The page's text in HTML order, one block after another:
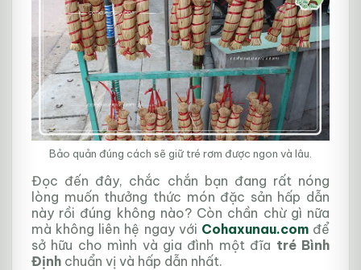
Bảo quản đúng cách sẽ giữ tré rơm được ngon và lâu.
Đọc đến đây, chắc chắn bạn đang rất nóng
lòng muốn thưởng thức món đặc sản hấp dẫn
này rồi đúng không nào? Còn chần chừ gì nữa
mà không liên hệ ngay với Cohaxunau.comđể
sở hữu cho mình và gia đình một đĩa tré Bình
Định chuẩn vị và hấp dẫn nhất.